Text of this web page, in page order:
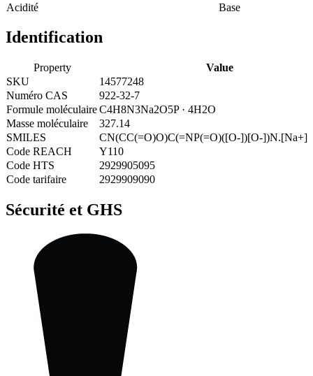
Acidité
Base
Identification
Property
Value
SKU
14577248
Numéro CAS
922-32-7
Formule moléculaireC4H8N3Na2O5P · 4H2O
Masse moléculaire
327.14
SMILES
CN(CC(=O)O)C(=NP(=O)([O-])[O-
Code REACH
Y110
Code HTS
2929905095
Code tarifaire
2929909090
Sécurité et GHS